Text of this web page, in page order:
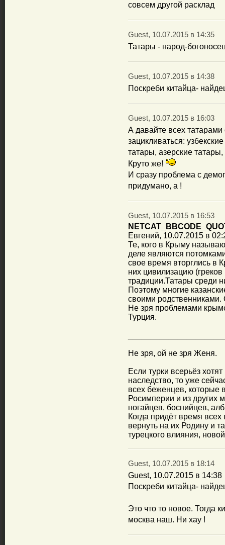
совсем другой расклад
Guest, 10.07.2015 в 14:35
Татары - народ-
Guest, 10.07.2015 в 14:38
Поскреби китайца-
Guest, 10.07.2015 в 16:03
А давайте всех татарами
зацикливаться:
татары, азерские
Круто же!
И сразу проблема с
придумано, а !
Guest, 10.07.2015 в 16:53
Евгений, 10.07.2015 в
Те, кого в Крыму
деле являются
свое время вторглись в
них цивилизацию (греков
традиции.Татары среди
Поэтому многие
своими
Не зря проблемами
Турция.
Не зря, ой не зря Женя.
Если турки всерьёз
наследство, то уже
всех беженцев, которые
Росимперии и из других
ногайцев, боснийцев,
Когда придёт время
вернуть на их Родину и
турецкого влияния,
Guest, 10.07.2015 в 18:14
Guest, 10.07.2015 в 14:38
Поскреби китайца-
Это что то новое. Тогда
москва наш. Ни хау !